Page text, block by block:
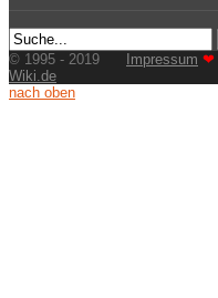
© 1995 - 2019 Impressum ❤
Wiki.de
nach oben